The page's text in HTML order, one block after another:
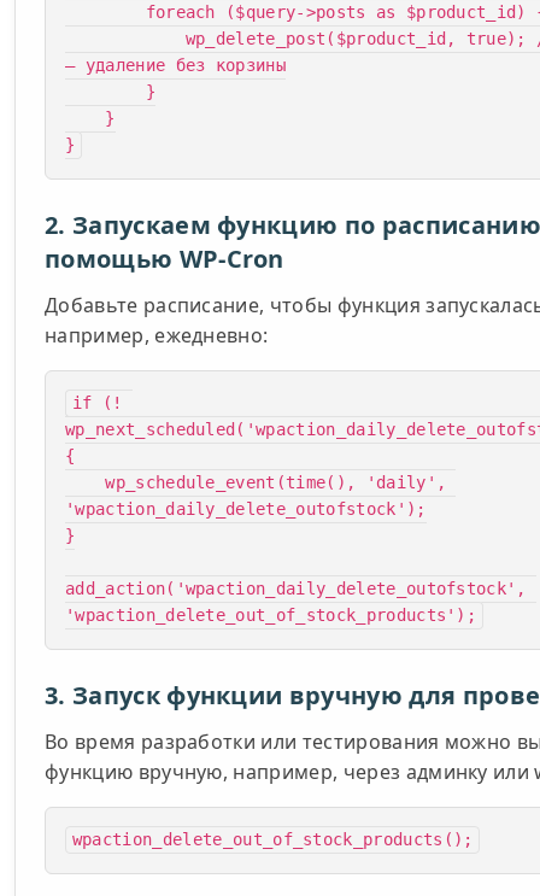
— удаление без корзины
}
2. Запускаем функцию по
помощью WP-Cron
Добавьте расписание, чтобы функция
например, ежедневно:
if (!
{
    wp_schedule_event(time(), 'daily',
'wpaction_daily_delete_outofstock');
}
add_action('wpaction_daily_delete_outofstock',
'wpaction_delete_out_of_stock_products');
3. Запуск функции вручную для
Во время разработки или тестирования можно
функцию вручную, например, через админку или
wpaction_delete_out_of_stock_products();